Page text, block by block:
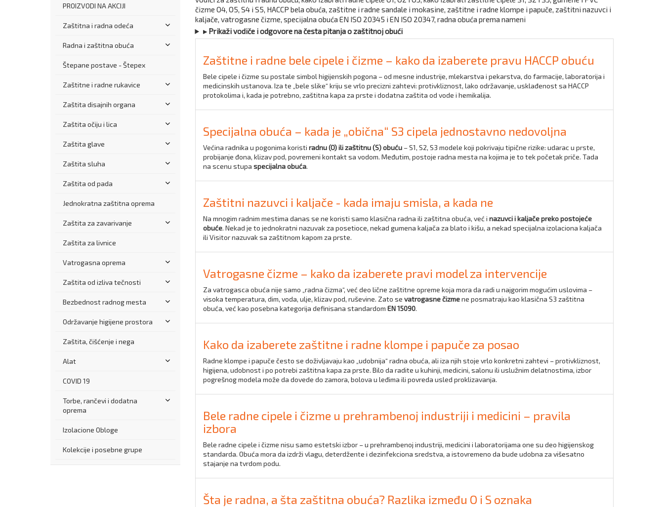
PROIZVODI NA AKCIJI
Zaštitna i radna odeća
Radna i zaštitna obuća
Štepane postave - Štepex
Zaštitne i radne rukavice
Zaštita disajnih organa
Zaštita očiju i lica
Zaštita glave
Zaštita sluha
Zaštita od pada
Jednokratna zaštitna oprema
Zaštita za zavarivanje
Zaštita za livnice
Vatrogasna oprema
Zaštita od izliva tečnosti
Bezbednost radnog mesta
Održavanje higijene prostora
Zaštita, čišćenje i nega
Alat
COVID 19
Torbe, rančevi i dodatna
oprema
Izolacione Obloge
Kolekcije i posebne grupe
čizme O4, O5, S4 i S5, HACCP bela obuća, zaštitne i radne sandale i mokasine, zaštitne i radne klompe i papuče, zaštitni nazuvci i
kaljače, vatrogasne čizme, specijalna obuća EN ISO 20345 i EN ISO 20347, radna obuća prema nameni
▸ Prikaži vodiče i odgovore na česta pitanja o zaštitnoj obući
Zaštitne i radne bele cipele i čizme – kako da izaberete pravu HACCP obuću
Bele cipele i čizme su postale simbol higijenskih pogona – od mesne industrije, mlekarstva i pekarstva, do farmacije, laboratorija i
medicinskih ustanova. Iza te „bele slike“ kriju se vrlo precizni zahtevi: protivkliznost, lako održavanje, usklađenost sa HACCP
protokolima i, kada je potrebno, zaštitna kapa za prste i dodatna zaštita od vode i hemikalija.
Specijalna obuća – kada je „obična“ S3 cipela jednostavno nedovoljna
Većina radnika u pogonima koristi radnu (O) ili zaštitnu (S) obuću– S1, S2, S3 modele koji pokrivaju tipične rizike: udarac u prste,
probijanje đona, klizav pod, povremeni kontakt sa vodom. Međutim, postoje radna mesta na kojima je to tek početak priče. Tada
na scenu stupa specijalna obuća.
Zaštitni nazuvci i kaljače - kada imaju smisla, a kada ne
Na mnogim radnim mestima danas se ne koristi samo klasična radna ili zaštitna obuća, već i nazuvci i kaljače preko postojeće
obuće. Nekad je to jednokratni nazuvak za posetioce, nekad gumena kaljača za blato i kišu, a nekad specijalna izolaciona kaljača
ili Visitor nazuvak sa zaštitnom kapom za prste.
Vatrogasne čizme – kako da izaberete pravi model za intervencije
Za vatrogasca obuća nije samo „radna čizma“, već deo lične zaštitne opreme koja mora da radi u najgorim mogućim uslovima –
visoka temperatura, dim, voda, ulje, klizav pod, ruševine. Zato se vatrogasne čizmene posmatraju kao klasična S3 zaštitna
obuća, već kao posebna kategorija definisana standardom EN 15090.
Kako da izaberete zaštitne i radne klompe i papuče za posao
Radne klompe i papuče često se doživljavaju kao „udobnija“ radna obuća, ali iza njih stoje vrlo konkretni zahtevi – protivkliznost,
higijena, udobnost i po potrebi zaštitna kapa za prste. Bilo da radite u kuhinji, medicini, salonu ili uslužnim delatnostima, izbor
pogrešnog modela može da dovede do zamora, bolova u leđima ili povreda usled proklizavanja.
Bele radne cipele i čizme u prehrambenoj industriji i medicini – pravila
izbora
Bele radne cipele i čizme nisu samo estetski izbor – u prehrambenoj industriji, medicini i laboratorijama one su deo higijenskog
standarda. Obuća mora da izdrži vlagu, deterdžente i dezinfekciona sredstva, a istovremeno da bude udobna za višesatno
stajanje na tvrdom podu.
Šta je radna, a šta zaštitna obuća? Razlika između O i S oznaka